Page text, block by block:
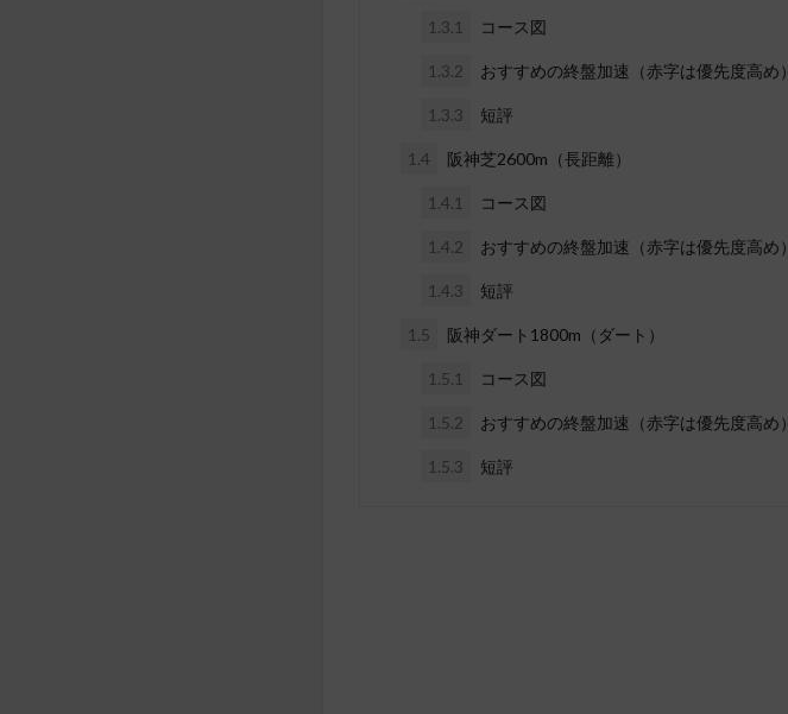
1.3.1 コース図
1.3.2 おすすめの終盤加速（赤字は優先度高め）
1.3.3 短評
1.4 阪神芝2600m（長距離）
1.4.1 コース図
1.4.2 おすすめの終盤加速（赤字は優先度高め）
1.4.3 短評
1.5 阪神ダート1800m（ダート）
1.5.1 コース図
1.5.2 おすすめの終盤加速（赤字は優先度高め）
1.5.3 短評